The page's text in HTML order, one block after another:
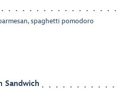
spaghetti pomodoro
Sandwich